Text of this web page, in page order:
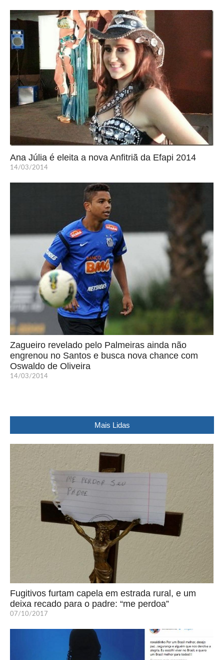
Ana Júlia é eleita a nova Anfitriã da Efapi 2014
14/03/2014
Zagueiro revelado pelo Palmeiras ainda não
engrenou no Santos e busca nova chance com
Oswaldo de Oliveira
14/03/2014
Mais Lidas
Fugitivos furtam capela em estrada rural, e um
deixa recado para o padre: “me perdoa”
07/10/2017